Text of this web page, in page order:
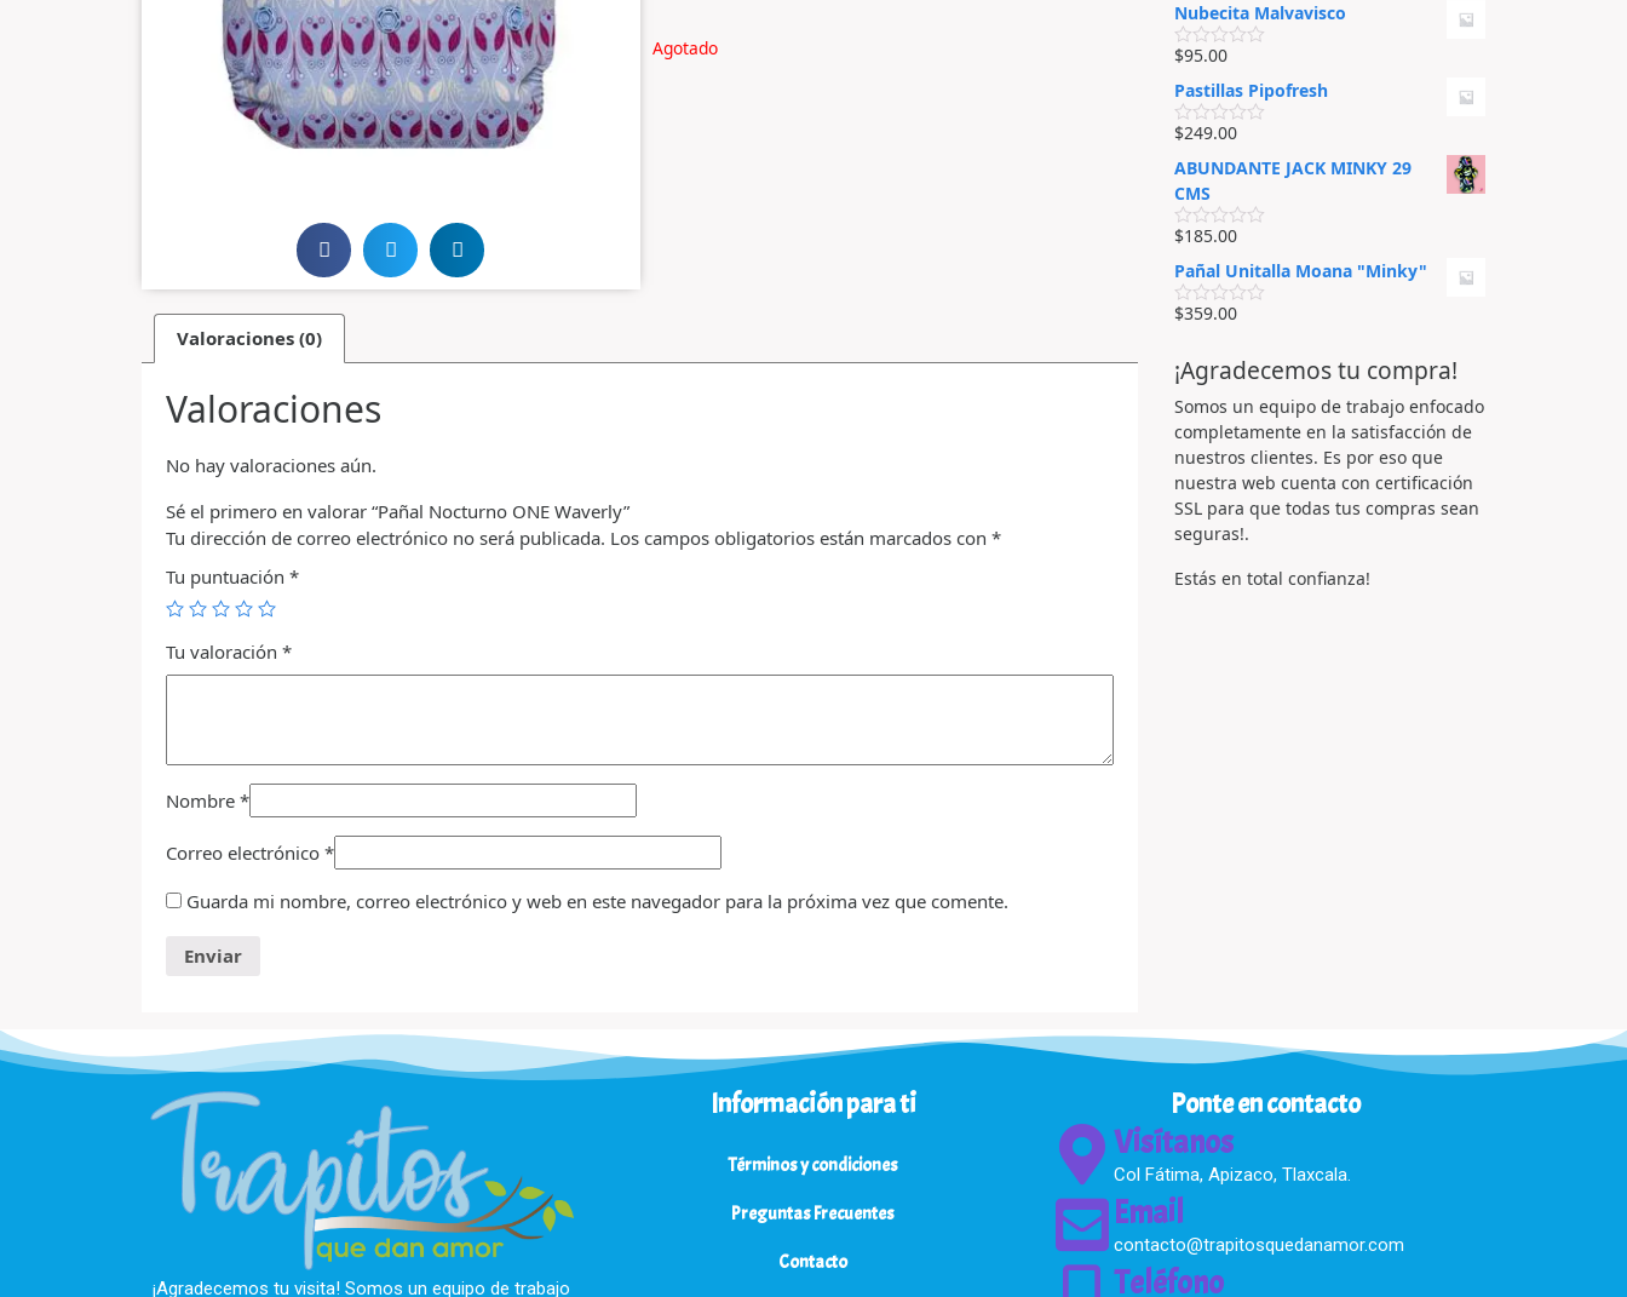
Agotado
Valoraciones (0)
Valoraciones
No hay valoraciones aún.
Sé el primero en valorar “Pañal Nocturno ONE Waverly”
Tu dirección de correo electrónico no será publicada. Los campos obligatorios están marcados con *
Tu puntuación *
Tu valoración *
Nombre *
Correo electrónico *
Guarda mi nombre, correo electrónico y web en este navegador para la próxima vez que comente.
l
o
r
a
d
o
e
n
d
e
5
Nubecita Malvavisco
V
l
o
r
a
d
o
e
n
0
d
e
5
$95.00
Pastillas Pipofresh
V
l
o
r
a
d
e
n
0
d
$249.00
ABUNDANTE JACK MINKY 29
CMS
V
l
o
r
a
e
0
d
e
5
$185.00
Pañal Unitalla Moana "Minky"
V
o
r
a
o
e
0
d
5
$359.00
¡Agradecemos tu compra!
Somos un equipo de trabajo enfocado
completamente en la satisfacción de
nuestros clientes. Es por eso que
nuestra web cuenta con certificación
SSL para que todas tus compras sean
seguras!.
Estás en total confianza!
¡Agradecemos tu visita! Somos un equipo de trabajo
Información para ti
Términos y condiciones
Preguntas Frecuentes
Contacto
Ponte en contacto
Visítanos
Col Fátima, Apizaco, Tlaxcala.
Email
contacto@trapitosquedanamor.com
Teléfono